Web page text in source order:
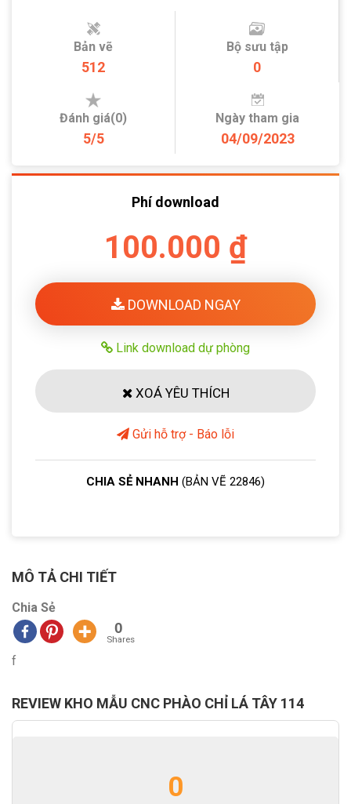
Bản vẽ
512
Bộ sưu tập
0
Đánh giá(0)
5/5
Ngày tham gia
04/09/2023
Phí download
100.000 ₫
DOWNLOAD NGAY
Link download dự phòng
XOÁ YÊU THÍCH
Gửi hỗ trợ - Báo lỗi
CHIA SẺ NHANH (BẢN VẼ 22846)
MÔ TẢ CHI TIẾT
Chia Sẻ
0
Shares
f
REVIEW KHO MẪU CNC PHÀO CHỈ LÁ TÂY 114
0